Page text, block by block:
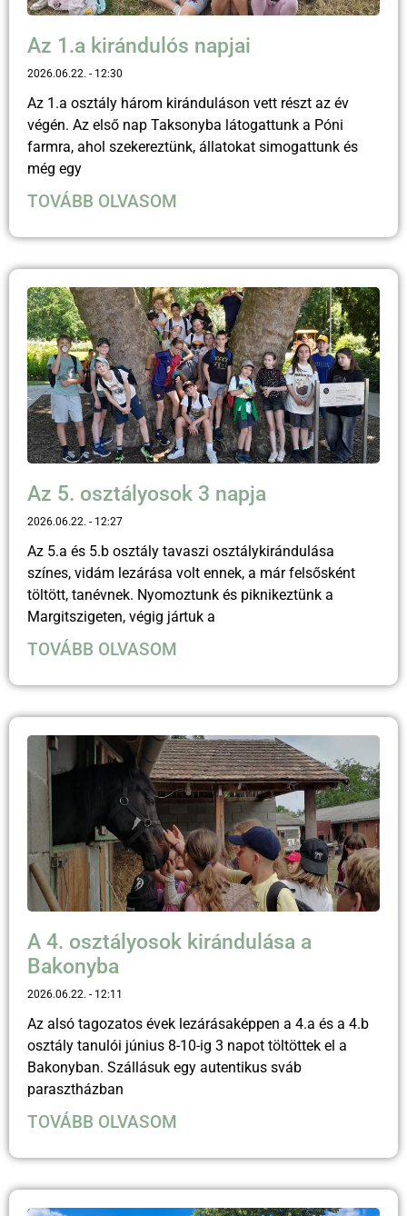
Az 1.a kirándulós napjai
2026.06.22. 12:30
Az 1.a osztály három kiránduláson vett részt az év
végén. Az első nap Taksonyba látogattunk a Póni
farmra, ahol szekereztünk, állatokat simogattunk és
még egy
TOVÁBB OLVASOM
Az 5. osztályosok 3 napja
2026.06.22. 12:27
Az 5.a és 5.b osztály tavaszi osztálykirándulása
színes, vidám lezárása volt ennek, a már felsősként
töltött, tanévnek. Nyomoztunk és piknikeztünk a
Margitszigeten, végig jártuk a
TOVÁBB OLVASOM
A 4. osztályosok kirándulása a
Bakonyba
2026.06.22. 12:11
Az alsó tagozatos évek lezárásaképpen a 4.a és a 4.b
osztály tanulói június 8-10-ig 3 napot töltöttek el a
Bakonyban. Szállásuk egy autentikus sváb
parasztházban
TOVÁBB OLVASOM